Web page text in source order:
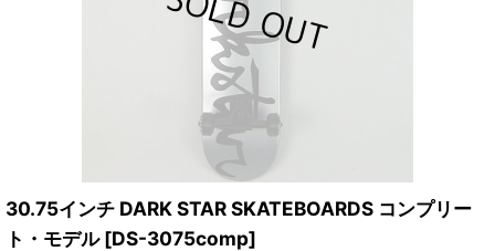
30.75インチ DARK STAR SKATEBOARDS コンプリー
ト・モデル [DS-3075comp]